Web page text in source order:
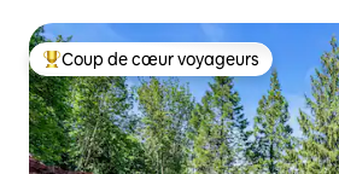
Coups de cœur voyageurs les plus
Coup de cœur voyageurs